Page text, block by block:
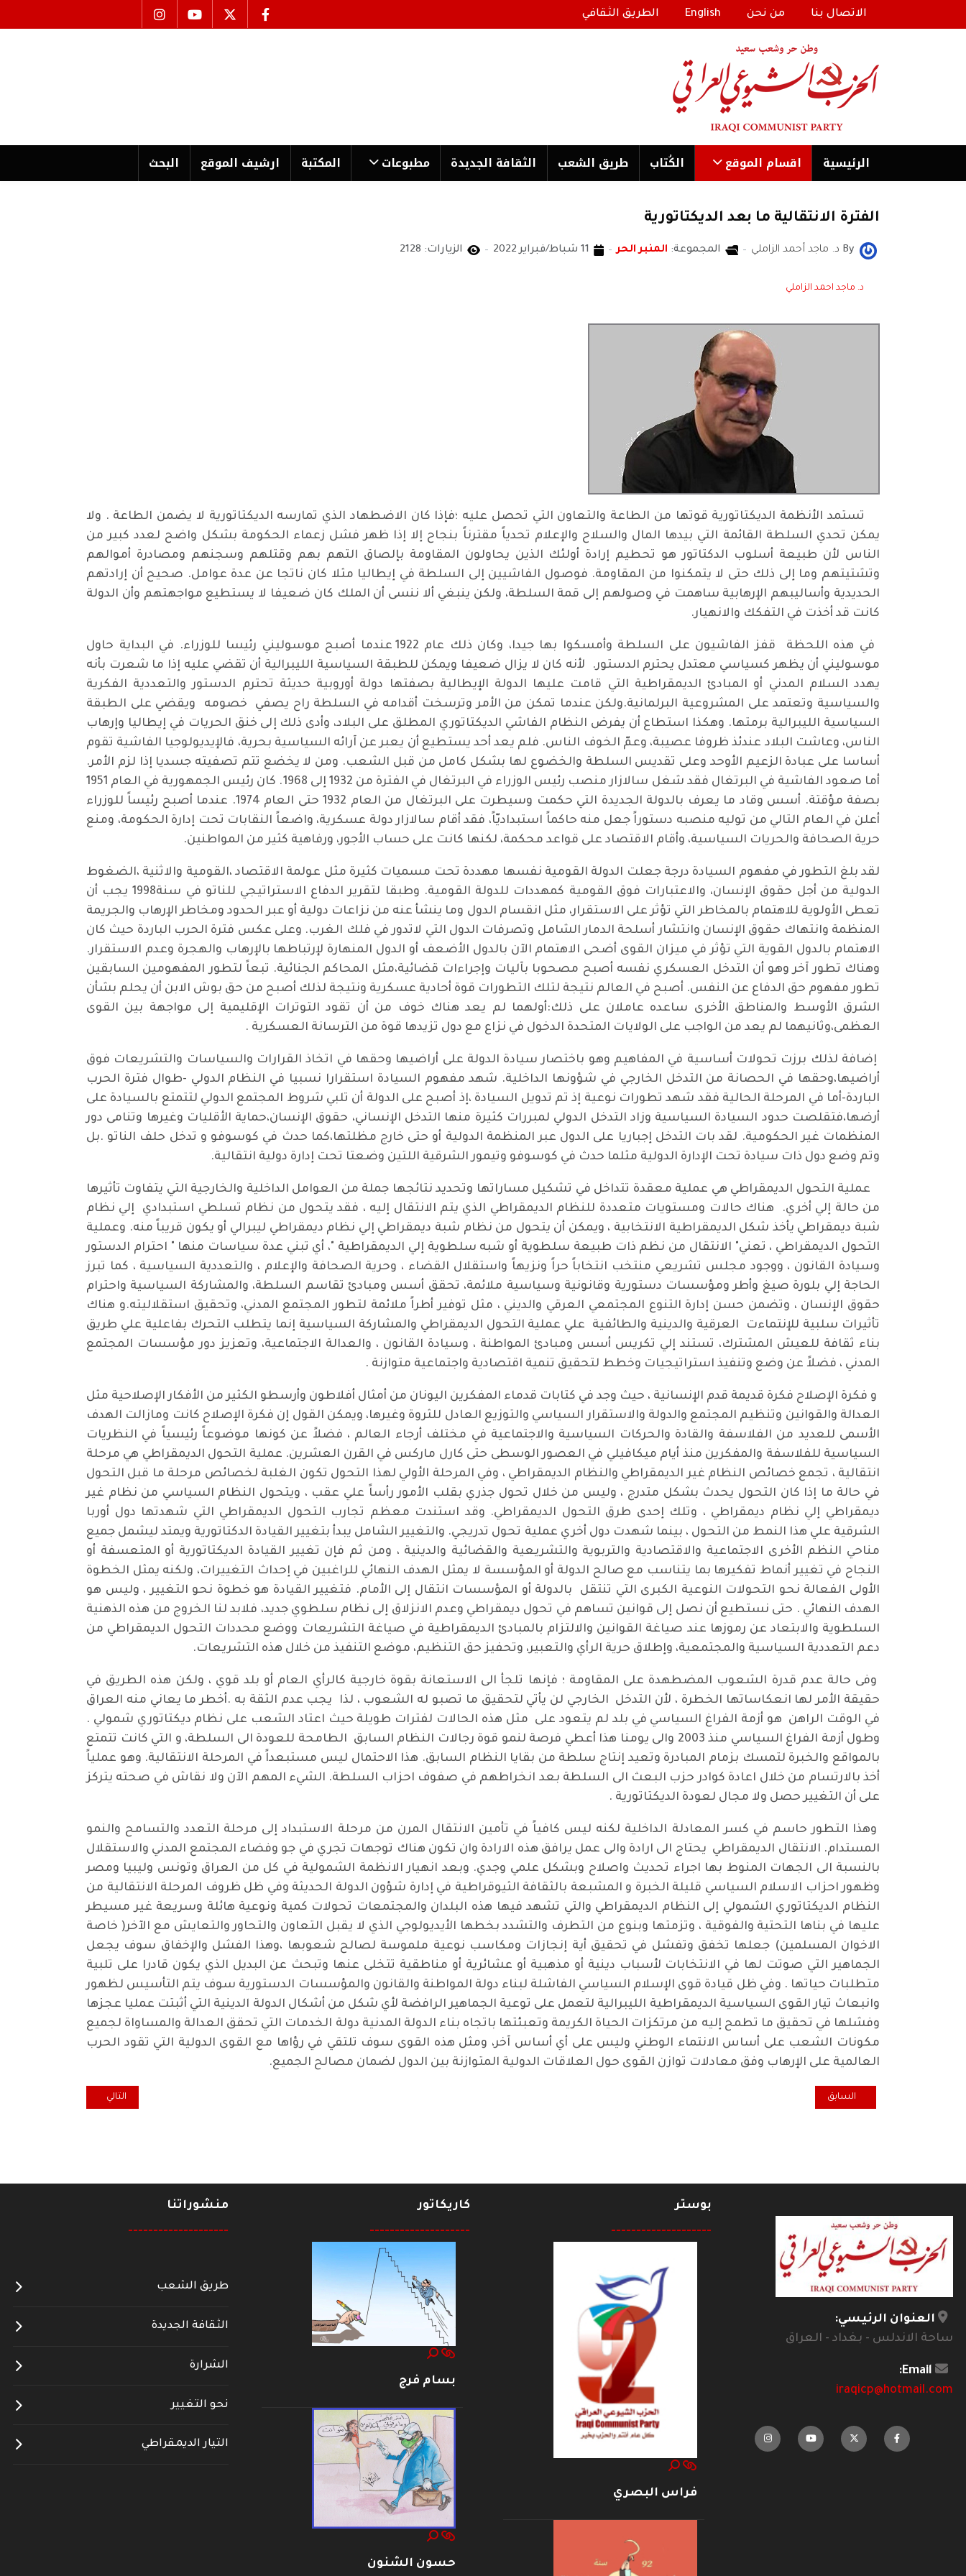
الاتصال بنا من نحن English الطريق الثقافي
الرئیسية اقسام الموقع الكُتاب طریق الشعب الثقافة الجدیدة مطبوعات المكتبة ارشیف الموقع البحث
الفترة الانتقالية ما بعد الديكتاتورية
By د. ماجد أحمد الزاملي المجموعة: المنبر الحر 11 شباط/فبراير 2022 الزيارات: 2128
د. ماجد احمد الزاملي
تستمد الأنظمة الديكتاتورية قوتها من الطاعة والتعاون التي تحصل عليه ؛فإذا كان الاضطهاد الذي تمارسه الديكتاتورية لا يضمن الطاعة . ولا
يمكن تحدي السلطة القائمة التي بيدها المال والسلاح والإعلام تحدياً مقترناً بنجاح إلا إذا ظهر فشل زعماء الحكومة بشكل واضح لعدد كبير من
الناس لأن طبيعة أسلوب الدكتاتور هو تحطيم إرادة أولئك الذين يحاولون المقاومة بإلصاق التهم بهم وقتلهم وسجنهم ومصادرة أموالهم
وتشتيتهم وما إلى ذلك حتى لا يتمكنوا من المقاومة. فوصول الفاشيين إلى السلطة في إيطاليا مثلا كان ناتجا عن عدة عوامل. صحيح أن إرادتهم
الحديدية وأساليبهم الإرهابية ساهمت في وصولهم إلى قمة السلطة، ولكن ينبغي ألا ننسى أن الملك كان ضعيفا لا يستطيع مواجهتهم وأن الدولة
كانت قد أخذت في التفكك والانهيار.
في هذه اللحظة قفز الفاشيون على السلطة وأمسكوا بها جيدا، وكان ذلك عام 1922 عندما أصبح موسوليني رئيسا للوزراء. في البداية حاول
موسوليني أن يظهر كسياسي معتدل يحترم الدستور. لأنه كان لا يزال ضعيفا ويمكن للطبقة السياسية الليبرالية أن تقضي عليه إذا ما شعرت بأنه
يهدد السلام المدني أو المبادئ الديمقراطية التي قامت عليها الدولة الإيطالية بصفتها دولة أوروبية حديثة تحترم الدستور والتعددية الفكرية
والسياسية وتعتمد على المشروعية البرلمانية.ولكن عندما تمكن من الأمر وترسخت أقدامه في السلطة راح يصفي خصومه ويقضي على الطبقة
السياسية الليبرالية برمتها. وهكذا استطاع أن يفرض النظام الفاشي الديكتاتوري المطلق على البلاد، وأدى ذلك إلى خنق الحريات في إيطاليا وإرهاب
الناس، وعاشت البلاد عندئذ ظروفا عصيبة، وعمّ الخوف الناس. فلم يعد أحد يستطيع أن يعبر عن آرائه السياسية بحرية، فالإيديولوجيا الفاشية تقوم
أساسا على عبادة الزعيم الأوحد وعلى تقديس السلطة والخضوع لها بشكل كامل من قبل الشعب. ومن لا يخضع تتم تصفيته جسديا إذا لزم الأمر.
أما صعود الفاشية في البرتغال فقد شغل سالازار منصب رئيس الوزراء في البرتغال في الفترة من 1932 إلى 1968. كان رئيس الجمهورية في العام 1951
بصفة مؤقتة. أسس وقاد ما يعرف بالدولة الجديدة التي حكمت وسيطرت على البرتغال من العام 1932 حتى العام 1974. عندما أصبح رئيساً للوزراء
أعلن في العام التالي من توليه منصبه دستوراً جعل منه حاكماً استبداديّاً، فقد أقام سالازار دولة عسكرية، واضعاً النقابات تحت إدارة الحكومة، ومنع
حرية الصحافة والحريات السياسية، وأقام الاقتصاد على قواعد محكمة، لكنها كانت على حساب الأجور، ورفاهية كثير من المواطنين.
لقد بلغ التطور في مفهوم السيادة درجة جعلت الدولة القومية نفسها مهددة تحت مسميات كثيرة مثل عولمة الاقتصاد ،القومية والاثنية ،الضغوط
الدولية من أجل حقوق الإنسان، والاعتبارات فوق القومية كمهددات للدولة القومية. وطبقا لتقرير الدفاع الاستراتيجي للناتو في سنة1998 يجب أن
تعطى الأولوية للاهتمام بالمخاطر التي تؤثر على الاستقرار، مثل انقسام الدول وما ينشأ عنه من نزاعات دولية أو عبر الحدود ومخاطر الإرهاب والجريمة
المنظمة وانتهاك حقوق الإنسان وانتشار أسلحة الدمار الشامل وتصرفات الدول التي لاتدور في فلك الغرب. وعلى عكس فترة الحرب الباردة حيث كان
الاهتمام بالدول القوية التي تؤثر في ميزان القوى أضحى الاهتمام الآن بالدول الأضعف أو الدول المنهارة لإرتباطها بالإرهاب والهجرة وعدم الاستقرار.
وهناك تطور آخر وهو أن التدخل العسكري نفسه أصبح مصحوبا بآليات وإجراءات قضائية،مثل المحاكم الجنائية. تبعاً لتطور المفهومين السابقين
تطور مفهوم حق الدفاع عن النفس. أصبح في العالم نتيجة لتلك التطورات قوة أحادية عسكرية ونتيجة لذلك أصبح من حق بوش الابن أن يحلم بشأن
الشرق الأوسط والمناطق الأخرى ساعده عاملان على ذلك:أولهما لم يعد هناك خوف من أن تقود التوترات الإقليمية إلى مواجهة بين القوى
العظمى،وثانيهما لم يعد من الواجب على الولايات المتحدة الدخول في نزاع مع دول تزيدها قوة من الترسانة العسكرية .
إضافة لذلك برزت تحولات أساسية في المفاهيم وهو باختصار سيادة الدولة على أراضيها وحقها في اتخاذ القرارات والسياسات والتشريعات فوق
أراضيها،وحقها في الحصانة من التدخل الخارجي في شؤونها الداخلية. شهد مفهوم السيادة استقرارا نسبيا في النظام الدولي -طوال فترة الحرب
الباردة-أما في المرحلة الحالية فقد شهد تطورات نوعية إذ تم تدويل السيادة ،إذ أصبح على الدولة أن تلبي شروط المجتمع الدولي لتتمتع بالسيادة على
أرضها،فتقلصت حدود السيادة السياسية وزاد التدخل الدولي لمبررات كثيرة منها التدخل الإنساني، حقوق الإنسان،حماية الأقليات وغيرها وتنامى دور
المنظمات غير الحكومية. لقد بات التدخل إجباريا على الدول عبر المنظمة الدولية أو حتى خارج مظلتها،كما حدث في كوسوفو و تدخل حلف الناتو .بل
وتم وضع دول ذات سيادة تحت الإدارة الدولية مثلما حدث في كوسوفو وتيمور الشرقية اللتين وضعتا تحت إدارة دولية انتقالية.
عملية التحول الديمقراطي هي عملية معقدة تتداخل في تشكيل مساراتها وتحديد نتائجها جملة من العوامل الداخلية والخارجية التي يتفاوت تأثيرها
من حالة إلي أخري. هناك حالات ومستويات متعددة للنظام الديمقراطي الذي يتم الانتقال إليه ، فقد يتحول من نظام تسلطي استبدادي إلي نظام
شبة ديمقراطي يأخذ شكل الديمقراطية الانتخابية ، ويمكن أن يتحول من نظام شبة ديمقراطي إلي نظام ديمقراطي ليبرالي أو يكون قريباً منه. وعملية
التحول الديمقراطي ، تعني" الانتقال من نظم ذات طبيعة سلطوية أو شبه سلطوية إلي الديمقراطية "، أي تبني عدة سياسات منها " احترام الدستور
وسيادة القانون ، ووجود مجلس تشريعي منتخب انتخاباً حراً ونزيهاً واستقلال القضاء ، وحرية الصحافة والإعلام ، والتعددية السياسية ، كما تبرز
الحاجة إلي بلورة صيغ وأطر ومؤسسات دستورية وقانونية وسياسية ملائمة، تحقق أسس ومبادئ تقاسم السلطة، والمشاركة السياسية واحترام
حقوق الإنسان ، وتضمن حسن إدارة التنوع المجتمعي العرقي والديني ، مثل توفير أطراً ملائمة لتطور المجتمع المدني، وتحقيق استقلاليته.و هناك
تأثيرات سلبية للإنتماءت العرقية والدينية والطائفية علي عملية التحول الديمقراطي والمشاركة السياسية إنما يتطلب التحرك بفاعلية علي طريق
بناء ثقافة للعيش المشترك، تستند إلي تكريس أسس ومبادئ المواطنة ، وسيادة القانون ، والعدالة الاجتماعية، وتعزيز دور مؤسسات المجتمع
المدني ، فضلاً عن وضع وتنفيذ استراتيجيات وخطط لتحقيق تنمية اقتصادية واجتماعية متوازنة .
و فكرة الإصلاح فكرة قديمة قدم الإنسانية ، حيث وجد في كتابات قدماء المفكرين اليونان من أمثال أفلاطون وأرسطو الكثير من الأفكار الإصلاحية مثل
العدالة والقوانين وتنظيم المجتمع والدولة والاستقرار السياسي والتوزيع العادل للثروة وغيرها، ويمكن القول إن فكرة الإصلاح كانت ومازالت الهدف
الأسمى للعديد من الفلاسفة والقادة والحركات السياسية والاجتماعية في مختلف أرجاء العالم ، فضلاً عن كونها موضوعاً رئيسياً في النظريات
السياسية للفلاسفة والمفكرين منذ أيام ميكافيلي في العصور الوسطى حتى كارل ماركس في القرن العشرين. عملية التحول الديمقراطي هي مرحلة
انتقالية ، تجمع خصائص النظام غير الديمقراطي والنظام الديمقراطي ، وفي المرحلة الأولي لهذا التحول تكون الغلبة لخصائص مرحلة ما قبل التحول
في حالة ما إذا كان التحول يحدث بشكل متدرج ، وليس من خلال تحول جذري بقلب الأمور رأساً علي عقب ، ويتحول النظام السياسي من نظام غير
ديمقراطي إلي نظام ديمقراطي ، وتلك إحدى طرق التحول الديمقراطي. وقد استندت معظم تجارب التحول الديمقراطي التي شهدتها دول أوربا
الشرقية علي هذا النمط من التحول ، بينما شهدت دول أخري عملية تحول تدريجي. والتغيير الشامل يبدأ بتغيير القيادة الدكتاتورية ويمتد ليشمل جميع
مناحي النظم الأخرى الاجتماعية والاقتصادية والتربوية والتشريعية والقضائية والدينية ، ومن ثم فإن تغيير القيادة الديكتاتورية أو المتعسفة أو
النجاح في تغيير أنماط تفكيرها بما يتناسب مع صالح الدولة أو المؤسسة لا يمثل الهدف النهائي للراغبين في إحداث التغييرات، ولكنه يمثل الخطوة
الأولى الفعالة نحو التحولات النوعية الكبرى التي تنتقل بالدولة أو المؤسسات انتقال إلى الأمام. فتغيير القيادة هو خطوة نحو التغيير ، وليس هو
الهدف النهائي . حتى نستطيع أن نصل إلى قوانين تساهم في تحول ديمقراطي وعدم الانزلاق إلى نظام سلطوي جديد، فلابد لنا الخروج من هذه الذهنية
السلطوية والابتعاد عن رموزها عند صياغة القوانين والالتزام بالمبادئ الديمقراطية في صياغة التشريعات ووضع محددات التحول الديمقراطي من
دعم التعددية السياسية والمجتمعية، وإطلاق حرية الرأي والتعبير، وتحفيز حق التنظيم، موضع التنفيذ من خلال هذه التشريعات.
وفى حالة عدم قدرة الشعوب المضطهدة على المقاومة ؛ فإنها تلجأ الى الاستعانة بقوة خارجية كالرأي العام أو بلد قوي ، ولكن هذه الطريق في
حقيقة الأمر لها انعكاساتها الخطرة ، لأن التدخل الخارجي لن يأتي لتحقيق ما تصبو له الشعوب ، لذا يجب عدم الثقة به .أخطر ما يعاني منه العراق
في الوقت الراهن هو أزمة الفراغ السياسي في بلد لم يتعود على مثل هذه الحالات لفترات طويلة حيث اعتاد الشعب على نظام ديكتاتوري شمولي .
وطول أزمة الفراغ السياسي منذ 2003 والى يومنا هذا أعطي فرصة لنمو قوة رجالات النظام السابق الطامحة للعودة الى السلطة، و التي كانت تتمتع
بالمواقع والخبرة لتمسك بزمام المبادرة وتعيد إنتاج سلطة من بقايا النظام السابق. هذا الاحتمال ليس مستبعداً في المرحلة الانتقالية. وهو عملياً
أخذ بالارتسام من خلال اعادة كوادر حزب البعث الى السلطة بعد انخراطهم في صفوف احزاب السلطة. الشيء المهم الآن ولا نقاش في صحته يتركز
على أن التغيير حصل ولا مجال لعودة الديكتاتورية .
وهذا التطور حاسم في كسر المعادلة الداخلية لكنه ليس كافياً في تأمين الانتقال المرن من مرحلة الاستبداد إلى مرحلة التعدد والتسامح والنمو
المستدام. الانتقال الديمقراطي يحتاج الى ارادة والى عمل يرافق هذه الارادة وان تكون هناك توجهات تجري في جو وفضاء المجتمع المدني والاستقلال
بالنسبة الى الجهات المنوط بها اجراء تحديث واصلاح وبشكل علمي وجدي. وبعد انهيار الانظمة الشمولية في كل من العراق وتونس وليبيا ومصر
وظهور احزاب الاسلام السياسي قليلة الخبرة و المشبعة بالثقافة الثيوقراطية في إدارة شؤون الدولة الحديثة وفي ظل ظروف المرحلة الانتقالية من
النظام الديكتاتوري الشمولي إلى النظام الديمقراطي والتي تشهد فيها هذه البلدان والمجتمعات تحولات كمية ونوعية هائلة وسريعة غير مسيطر
عليها في بناها التحتية والفوقية ، وتزمتها وبنوع من التطرف والتشدد بخطها الأيديولوجي الذي لا يقبل التعاون والتحاور والتعايش مع الآخر( خاصة
الاخوان المسلمين) جعلها تخفق وتفشل في تحقيق أية إنجازات ومكاسب نوعية ملموسة لصالح شعوبها ،وهذا الفشل والإخفاق سوف يجعل
الجماهير التي صوتت لها في الانتخابات لأسباب دينية أو مذهبية أو عشائرية أو مناطقية تتخلى عنها وتبحث عن البديل الذي يكون قادرا على تلبية
متطلبات حياتها . وفي ظل قيادة قوى الإسلام السياسي الفاشلة لبناء دولة المواطنة والقانون والمؤسسات الدستورية سوف يتم التأسيس لظهور
وانبعاث تيار القوى السياسية الديمقراطية الليبرالية لتعمل على توعية الجماهير الرافضة لأي شكل من أشكال الدولة الدينية التي أثبتت عمليا عجزها
وفشلها في تحقيق ما تطمح إليه من مرتكزات الحياة الكريمة وتعبئتها باتجاه بناء الدولة المدنية دولة الخدمات التي تحقق العدالة والمساواة لجميع
مكونات الشعب على أساس الانتماء الوطني وليس على أي أساس آخر، ومثل هذه القوى سوف تلتقي في رؤاها مع القوى الدولية التي تقود الحرب
العالمية على الإرهاب وفق معادلات توازن القوى حول العلاقات الدولية المتوازنة بين الدول لضمان مصالح الجميع.
المقال السابق: الدولة العراقية وتراجع بنيتها السياسية
السابق المقال التالي: الشهادات
التالي
العنوان الرئيسي:
ساحة الاندلس - بغداد - العراق
Email:
iraqicp@hotmail.com
بوستر
--------------------
فراس البصري
كاريكاتور
--------------------
بسام فرج
حسون الشنون
منشوراتنا
--------------------
طريق الشعب
الثقافة الجديدة
الشرارة
نحو التغيير
التيار الديمقراطي